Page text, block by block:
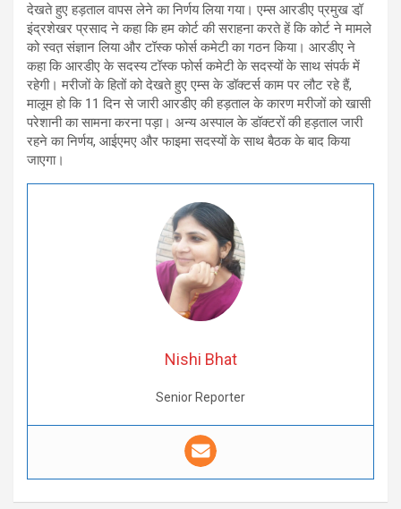
देखते हुए हड़ताल वापस लेने का निर्णय लिया गया। एम्स आरडीए प्रमुख डॉ़
इंद्रशेखर प्रसाद ने कहा कि हम कोर्ट की सराहना करते हें कि कोर्ट ने मामले
को स्वत़ संज्ञान लिया और टॉस्क फोर्स कमेटी का गठन किया। आरडीए ने
कहा कि आरडीए के सदस्य टॉस्क फोर्स कमेटी के सदस्यों के साथ संपर्क में
रहेगी। मरीजों के हितों को देखते हुए एम्स के डॉक्टर्स काम पर लौट रहे हैं,
मालूम हो कि 11 दिन से जारी आरडीए की हड़ताल के कारण मरीजों को खासी
परेशानी का सामना करना पड़ा। अन्य अस्पाल के डॉक्टरों की हड़ताल जारी
रहने का निर्णय, आईएमए और फाइमा सदस्यों के साथ बैठक के बाद किया
जाएगा।
Nishi Bhat
Senior Reporter